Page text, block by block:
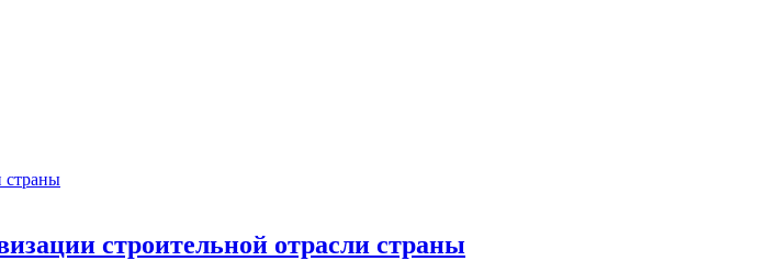
строительной отрасли страны